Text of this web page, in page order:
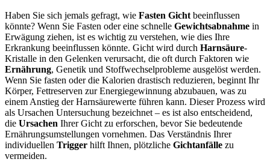
Haben Sie sich jemals gefragt, wie Fasten Gicht beeinflussen
könnte? Wenn Sie Fasten oder eine schnelle Gewichtsabnahme in
Erwägung ziehen, ist es wichtig zu verstehen, wie dies Ihre
Erkrankung beeinflussen könnte. Gicht wird durch Harnsäure-
Kristalle in den Gelenken verursacht, die oft durch Faktoren wie
Ernährung, Genetik und Stoffwechselprobleme ausgelöst werden.
Wenn Sie fasten oder die Kalorien drastisch reduzieren, beginnt Ihr
Körper, Fettreserven zur Energiegewinnung abzubauen, was zu
einem Anstieg der Harnsäurewerte führen kann. Dieser Prozess wird
als Ursachen Untersuchung bezeichnet – es ist also entscheidend,
die Ursachen Ihrer Gicht zu erforschen, bevor Sie bedeutende
Ernährungsumstellungen vornehmen. Das Verständnis Ihrer
individuellen Trigger hilft Ihnen, plötzliche Gichtanfälle zu
vermeiden.